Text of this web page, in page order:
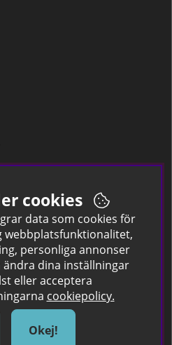
cookies
data som cookies för
webbplatsfunktionalitet,
personliga annonser
ändra dina inställningar
eller acceptera
cookiepolicy.
Okej!